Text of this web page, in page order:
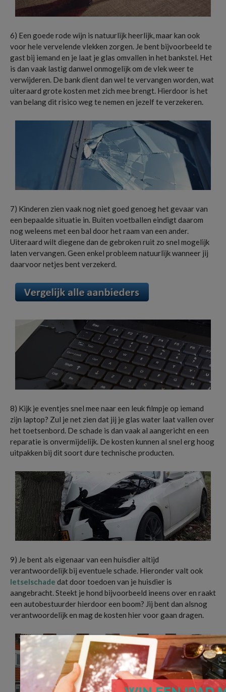
6) Een goede rode wijn is natuurlijk heerlijk, maar kan ook
voor hele vervelende vlekken zorgen. Je bent bijvoorbeeld te
gast bij iemand en je laat je glas omvallen in het bankstel. Het
is dan vaak lastig danwel onmogelijk om de vlek weer te
verwijderen. De bank dient dan wel te vervangen worden, wat
uiteraard grote kosten met zich mee brengt. Hierdoor is het
van belang dit risico weg te nemen en jezelf te verzekeren.
7) Kinderen zien vaak nog niet goed genoeg het gevaar van
een bepaalde situatie in. Buiten voetballen eindigt daarom
nog weleens met een bal door het raam van een ander.
Uiteraard wilt diegene dan de gebroken ruit zo snel mogelijk
laten vervangen. Geen enkel probleem natuurlijk wanneer jij
daarvoor netjes bent verzekerd.
8) Kijk je eventjes snel mee naar een leuk filmpje op iemand
zijn laptop? Zul je net zien dat jij je glas water laat vallen over
het toetsenbord. De schade is dan vaak al aangericht en een
reparatie is onvermijdelijk. De kosten kunnen al snel erg hoog
uitpakken bij dit soort dure technische producten.
9) Je bent als eigenaar van een huisdier altijd
verantwoordelijk bij eventuele schade. Hieronder valt ook
letselschade dat door toedoen van je huisdier is
aangebracht. Steekt je hond bijvoorbeeld ineens over en raakt
een autobestuurder hierdoor een boom? Jij bent dan alsnog
verantwoordelijk en mag de kosten hier voor gaan dragen.